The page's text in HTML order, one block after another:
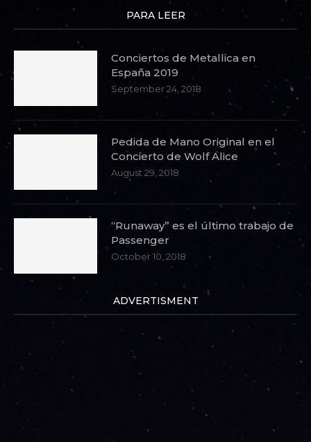
PARA LEER
Conciertos de Metallica en
España 2019
September 24, 2018
Pedida de Mano Original en el
Concierto de Wolf Alice
August 29, 2018
“Runaway” es el último trabajo de
Passenger
October 10, 2018
ADVERTISMENT